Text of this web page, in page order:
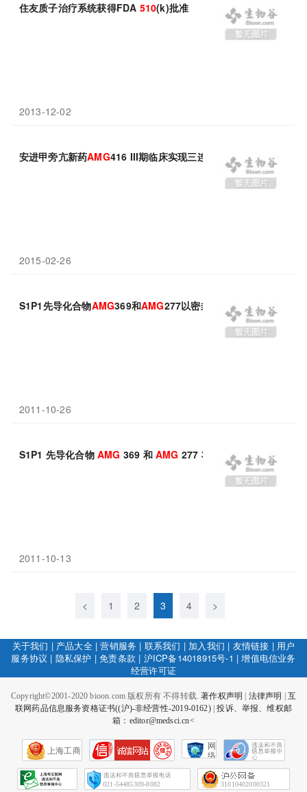
住友质子治疗系统获得FDA 510(k)批准
2013-12-02
安进甲旁亢新药AMG416 III期临床实现三连胜，头对头研究轻松
2015-02-26
S1P1先导化合物AMG369和AMG277以密封拍卖形式出售的合同
2011-10-26
S1P1 先导化合物 AMG 369 和AMG 277 将以密封拍卖方式出售
2011-10-13
< 1 2 3 4 >
关于我们 | 产品大全|营销服务 | 联系我们 | 加入我们 | 友情链接 | 用户
服务协议 | 隐私保护 |免责条款 | 沪ICP备14018915号-1 |增值电信业务
经营许可证
Copyright©2001-2020 bioon.com 版权所有 不得转载.著作权声明 法律声明
互
联网药品信息服务资格证书((沪)-非经营性-2019-0162)|投诉、举报、维权邮
箱：editor@medsci.cn<
上海工商
网
络
会
征
021-54485309-8082 31010402000321